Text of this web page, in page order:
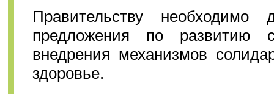
Правительству
предложения по развитию
внедрения механизмов
здоровье.